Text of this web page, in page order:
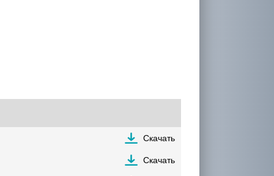
Скачать
Скачать